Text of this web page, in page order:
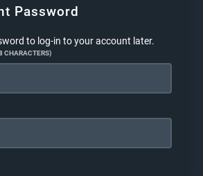
sääntömme ja sopimusehdot
Password
to log-in to your account later.
CHARACTERS)